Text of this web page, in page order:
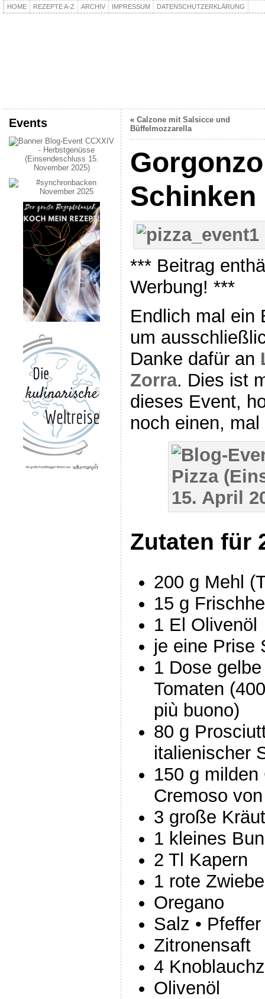
HOME REZEPTE A-Z ARCHIV IMPRESSUM DATENSCHUTZERKLÄRUNG
Events « Calzone mit Salsicce und
Büffelmozzarella
Schinken
*** Beitrag
Werbung! ***
Endlich mal ein
um
Danke dafür an
Zorra. Dies ist
dieses Event,
noch einen,
Zutaten für
200 g Mehl
15 g
1 El Olivenöl
je eine Prise
1 Dose
Tomaten
più buono)
80 g
italienischer
150 g
Cremoso
3 große
1 kleines
2 Tl Kapern
1 rote
Oregano
Salz •
Zitronensaft
4
Olivenöl